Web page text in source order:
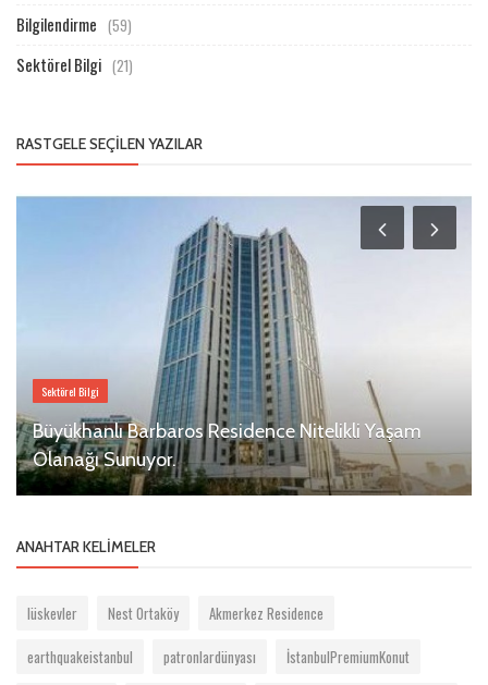
Bilgilendirme (59)
Sektörel Bilgi (21)
RASTGELE SEÇILEN YAZILAR
Sektörel Bilgi
Büyükhanlı Barbaros Residence Nitelikli Yaşam
Olanağı Sunuyor.
ANAHTAR KELIMELER
lüskevler Nest Ortaköy
Akmerkez Residence
earthquakeistanbul
patronlardünyası
İstanbulPremiumKonut